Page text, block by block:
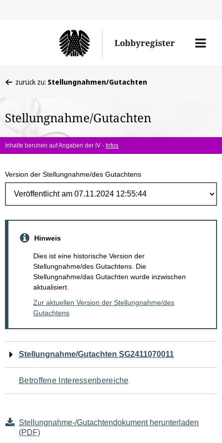
Lobbyregister
Menü
befinden
hier:
zurück zu: Stellungnahmen/Gutachten
Stellungnahme/Gutachten
Inhalte beruhen auf Angaben der IV - Infos
Version der Stellungnahme/des Gutachtens
Hinweis
Dies ist eine historische Version der
Stellungnahme/des Gutachtens. Die
Stellungnahme/das Gutachten wurde inzwischen
aktualisiert.
Zur aktuellen Version der Stellungnahme/des
Gutachtens
Navigation
für
den
Seiteninhalt
Stellungnahme/Gutachten SG2411070011
Betroffene Interessenbereiche
Stellungnahme-/Gutachtendokument herunterladen
(PDF)